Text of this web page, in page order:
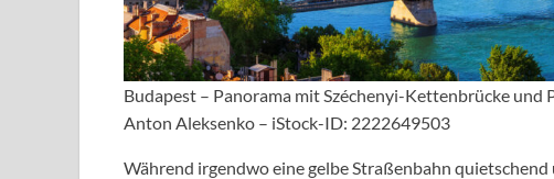
Budapest – Panorama mit Széchenyi-Kettenbrücke und
Anton Aleksenko – iStock-ID: 2222649503
Während irgendwo eine gelbe Straßenbahn